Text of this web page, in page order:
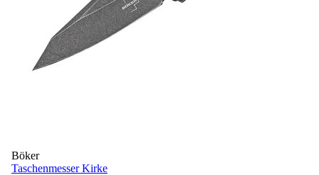
Böker
Taschenmesser Kirke